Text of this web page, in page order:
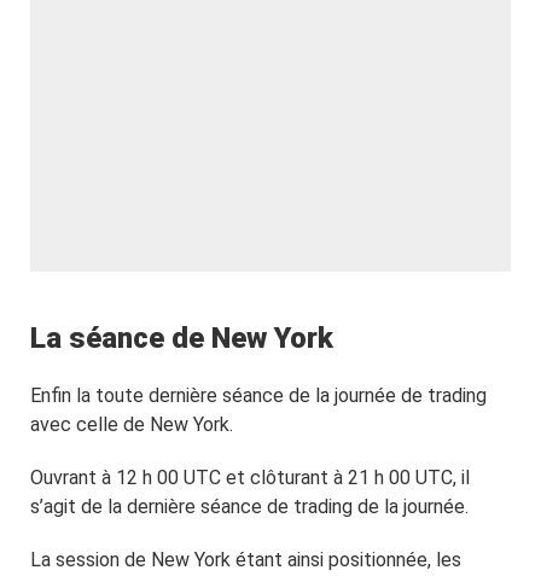
La séance de New York
Enfin la toute dernière séance de la journée de trading
avec celle de New York.
Ouvrant à 12 h 00 UTC et clôturant à 21 h 00 UTC, il
s’agit de la dernière séance de trading de la journée.
La session de New York étant ainsi positionnée, les